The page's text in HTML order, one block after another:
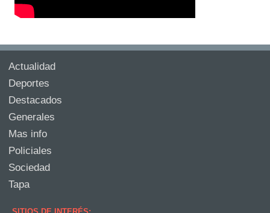
Actualidad
Deportes
Destacados
Generales
Mas info
Policiales
Sociedad
Tapa